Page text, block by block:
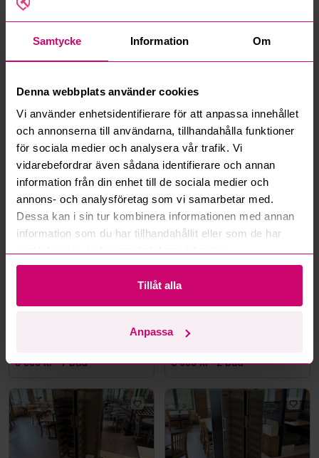
Samtycke Information Om
Denna webbplats använder cookies
Vi använder enhetsidentifierare för att anpassa innehållet
och annonserna till användarna, tillhandahålla funktioner
för sociala medier och analysera vår trafik. Vi
vidarebefordrar även sådana identifierare och annan
information från din enhet till de sociala medier och
annons- och analysföretag som vi samarbetar med.
Dessa kan i sin tur kombinera informationen med annan
information som du har tillhandahållit eller som de har
Tillåt alla
Anpassa
Örebro 4d 10h
Mercedes-Benz Sprinter |
2015
18 500 kr ·7 bud
Örebro
Volkswagen Amarok 3.0 V6
2017 - Reparationsobjekt
52 000 kr
·33 bud
Örebro 4d 10h
Mercedes-Benz Vito 113
5 500 kr ·1 bud
Mercedes-Benz
Karlstad 4d 11h
Gallervagn Brenderup
D1250 | 2024
8 000 kr ·2 bud